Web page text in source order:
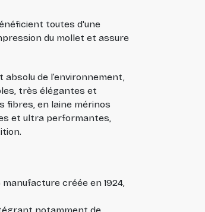
toutes d'une
du mollet et assure
de l’environnement,
très élégantes et
fibres, en laine mérinos
et ultra performantes,
créée en 1924,